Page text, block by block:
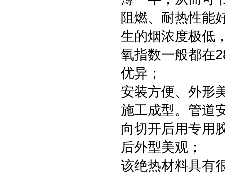
阻燃、耐热性能
生的烟浓度极低
氧指数一般都在
优异；
安装方便、外形
施工成型。管道
向切开后用专用
后外型美观；
该绝热材料具有